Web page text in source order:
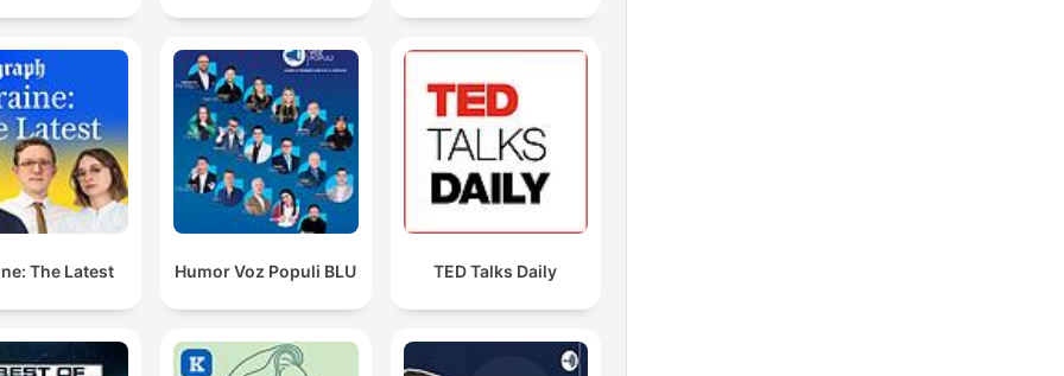
The Latest Humor Voz Populi BLU TED Talks Daily